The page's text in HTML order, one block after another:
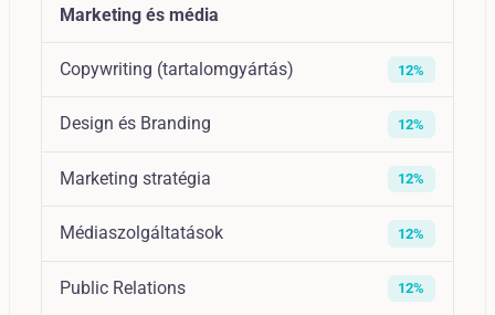
Marketing és média
Copywriting (tartalomgyártás) 12%
Design és Branding 12%
Marketing stratégia 12%
Médiaszolgáltatások 12%
Public Relations 12%